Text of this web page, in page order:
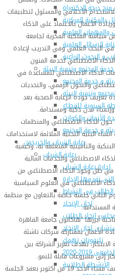
درجة الدكتوراة
بالمكتبة المركزية
والمهمات العلمية
الرسائل العلمية
و البحوث الزراعية
خدمة المجتمع وتنمية البيئة
و خدمة المجتمع
وتنمية البيئة
السنوية للقطاع
الأزمات والكوارث
و خدمة المجتمع
رعاية الشباب والخريجون
رعاية الشباب
إدارة رعاية الشباب
تقدمها الإدارة
فى النشاط
لجان الإتحاد
إتحاد الطلاب
لجان الإتحاد
تليفونات تهمك
2019-2020
الأنشطة الطلابية
الأخلاقي والمسئول لتطبيقات
الأعمال بالاعتماد على الذكاء
سياسة الملكية الفكرية لجامعة
البحث العلمي وفي التدريب لإعادة
الاصطناعي لخدمة الفنون
الذكاء الاصطناعي للمساعدة في
والتحول الرقمي، والتحديات
تعريف جودة الرعاية الصحية بعد
مدن ذكية ومستدامة.
الذكاء الاصطناعي والمنظمات
البنية التحتية الملائمة لاستخدامات
والتأمينية المتعلقة به، وكيفية
الاصطناعي والخدمات المالية
في ظل وجود الذكاء الاصطناعي من
الاصطناعي في العلوم السياسية
الثاني جلسة خاصة بالتعاون مع منظمة
المستدامة.
أبرزها "هاكاثون جامعة القاهرة
الأعمال بمشاركة شركات ناشئة
بهدف تعزيز الشراكة بين
إلى مشروعات قابلة للنمو.
وتُختتم أعمال المؤتمر في الرابعة والنصف مساء الأحد 19 من أكتوبر بعقد الجلسة